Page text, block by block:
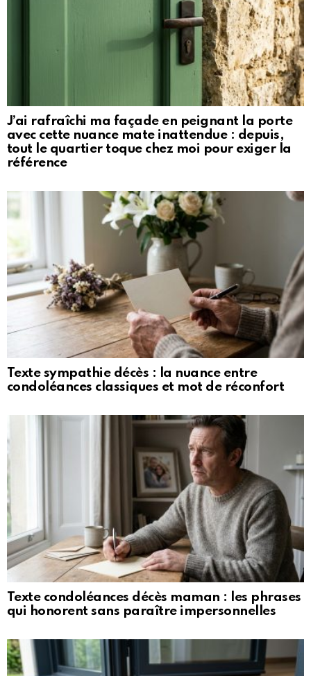
J’ai rafraîchi ma façade en peignant la porte
avec cette nuance mate inattendue : depuis,
tout le quartier toque chez moi pour exiger la
référence
Texte sympathie décès : la nuance entre
condoléances classiques et mot de réconfort
Texte condoléances décès maman : les phrases
qui honorent sans paraître impersonnelles